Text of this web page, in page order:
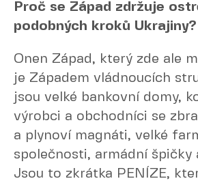
Proč se Západ zdržuje
podobných kroků Ukrajiny?
Onen Západ, který zde ale
je Západem vládnoucích
jsou velké bankovní domy,
výrobci a obchodníci se
a plynoví magnáti, velké
společnosti, armádní špičky
Jsou to zkrátka PENÍZE,